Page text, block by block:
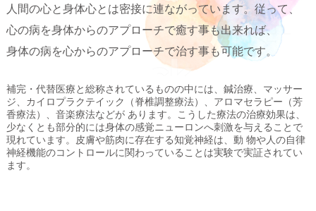
人間の心と身体心とは密接に連ながっています。従って、
心の病を身体からのアプローチで癒す事も出来れば、
身体の病を心からのアプローチで治す事も可能です。
補完・代替医療と総称されているものの中には、鍼治療、マッサー
ジ、カイロプラクテイック（脊椎調整療法）、アロマセラピー（芳
香療法）、音楽療法などが あります。こうした療法の治療効果は、
少なくとも部分的には身体の感覚ニューロンへ刺激を与えることで
現れています。皮膚や筋肉に存在する知覚神経は、動 物や人の自律
神経機能のコントロールに関わっていることは実験で実証されてい
ます。